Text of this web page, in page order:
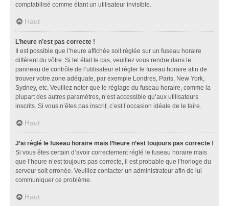
comptabilisé comme étant un utilisateur invisible.
Haut
L’heure n’est pas correcte !
Il est possible que l’heure affichée soit réglée sur un fuseau horaire
différent du vôtre. Si tel était le cas, veuillez vous rendre dans le
panneau de contrôle de l’utilisateur et régler le fuseau horaire afin de
trouver votre zone adéquate, par exemple Londres, Paris, New York,
Sydney, etc. Veuillez noter que le réglage du fuseau horaire, comme la
plupart des autres paramètres, n’est accessible qu’aux utilisateurs
inscrits. Si vous n’êtes pas inscrit, c’est l’occasion idéale de le faire.
Haut
J’ai réglé le fuseau horaire mais l’heure n’est toujours pas correcte !
Si vous êtes certain d’avoir correctement réglé le fuseau horaire mais
que l’heure n’est toujours pas correcte, il est probable que l’horloge du
serveur soit erronée. Veuillez contacter un administrateur afin de lui
communiquer ce problème.
Haut